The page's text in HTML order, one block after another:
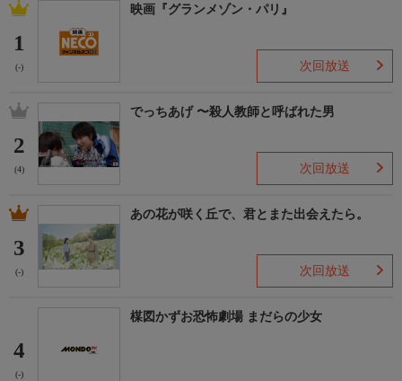
1
(-)
映画『グランメゾン・パリ』
次回放送
2
(4)
でっちあげ 〜殺人教師と呼ばれた男
次回放送
3
(-)
あの花が咲く丘で、君とまた出会えたら。
次回放送
4
(-)
楳図かずお恐怖劇場 まだらの少女